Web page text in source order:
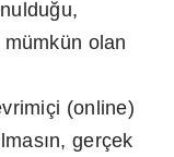
olan
(online)
gerçek